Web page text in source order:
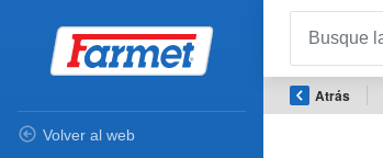
Volver al web
Atrás